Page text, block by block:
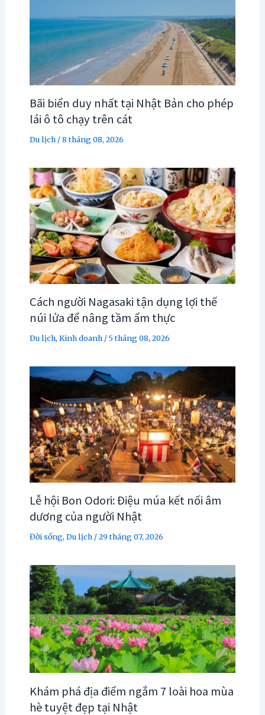
Bãi biển duy nhất tại Nhật Bản cho phép
lái ô tô chạy trên cát
Du lịch/8 tháng 08, 2026
Cách người Nagasaki tận dụng lợi thế
núi lửa để nâng tầm ẩm thực
Du lịch,Kinh doanh/5 tháng 08, 2026
Lễ hội Bon Odori: Điệu múa kết nối âm
dương của người Nhật
Đời sống,Du lịch/29 tháng 07, 2026
Khám phá địa điểm ngắm 7 loài hoa mùa
hè tuyệt đẹp tại Nhật